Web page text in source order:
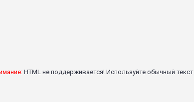
HTML не поддерживается! Используйте обычный текст.